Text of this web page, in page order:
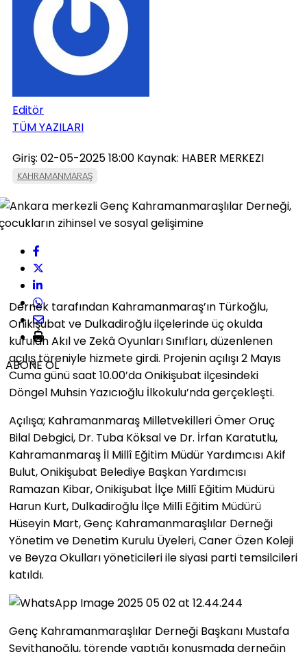
Editör
TÜM YAZILARI
Giriş: 02-05-2025 18:00 Kaynak: HABER MERKEZI
KAHRAMANMARAŞ
ABONE OL
Dernek tarafından Kahramanmaraş’ın Türkoğlu,
Onikişubat ve Dulkadiroğlu ilçelerinde üç okulda
kurulan Akıl ve Zekâ Oyunları Sınıfları, düzenlenen
açılış töreniyle hizmete girdi. Projenin açılışı 2 Mayıs
Cuma günü saat 10.00’da Onikişubat ilçesindeki
Döngel Muhsin Yazıcıoğlu İlkokulu’nda gerçekleşti.
Açılışa; Kahramanmaraş Milletvekilleri Ömer Oruç
Bilal Debgici, Dr. Tuba Köksal ve Dr. İrfan Karatutlu,
Kahramanmaraş İl Millî Eğitim Müdür Yardımcısı Akif
Bulut, Onikişubat Belediye Başkan Yardımcısı
Ramazan Kibar, Onikişubat İlçe Millî Eğitim Müdürü
Harun Kurt, Dulkadiroğlu İlçe Millî Eğitim Müdürü
Hüseyin Mart, Genç Kahramanmaraşlılar Derneği
Yönetim ve Denetim Kurulu Üyeleri, Caner Özen Koleji
ve Beyza Okulları yöneticileri ile siyasi parti temsilcileri
katıldı.
Genç Kahramanmaraşlılar Derneği Başkanı Mustafa
Seyithanoğlu, törende yaptığı konuşmada derneğin